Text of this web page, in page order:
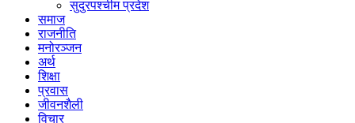
सुदुरपश्चीम प्रदेश
समाज
राजनीति
मनोरञ्जन
अर्थ
शिक्षा
प्रवास
जीवनशैली
विचार